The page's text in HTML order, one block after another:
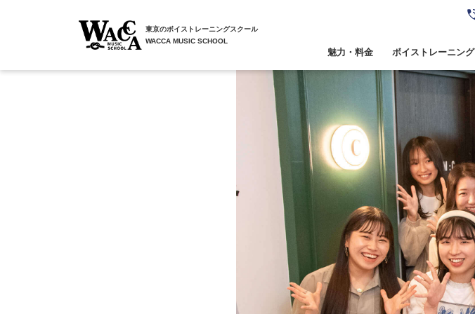
東京のボイストレーニングスクール
WACCA MUSIC SCHOOL
魅力・料金 ボイストレーニング